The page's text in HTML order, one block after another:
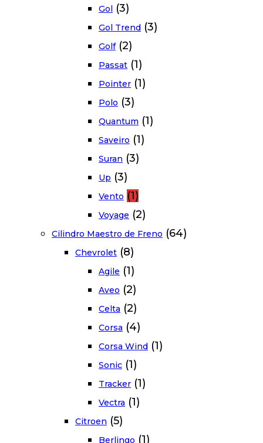
Gol (3)
Gol Trend (3)
Golf (2)
Passat (1)
Pointer (1)
Polo (3)
Quantum (1)
Saveiro (1)
Suran (3)
Up (3)
Vento (1)
Voyage (2)
Cilindro Maestro de Freno (64)
Chevrolet (8)
Agile (1)
Aveo (2)
Celta (2)
Corsa (4)
Corsa Wind (1)
Sonic (1)
Tracker (1)
Vectra (1)
Citroen (5)
Berlingo (1)